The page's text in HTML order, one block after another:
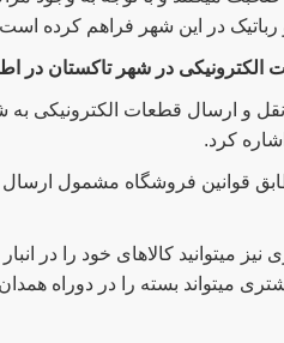
رباتیک در این شهر فراهم کرده
در شهر تاکستان در
و ارسال قطعات الکترونیکی
کرد.
قوانین فروشگاه مشمول
میتوانید کالاهای خود را در
میتواند بسته را در دوراه